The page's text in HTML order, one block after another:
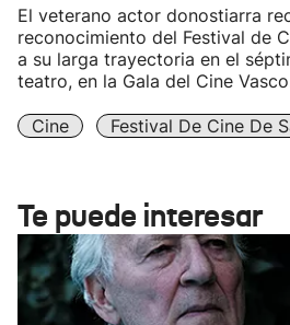
El veterano actor donostiarra
reconocimiento del Festival de
a su larga trayectoria en el
teatro, en la Gala del Cine
Cine Festival De Cine De
Te puede interesar